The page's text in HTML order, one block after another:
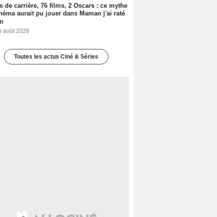
de carrière, 76 films, 2 Oscars : ce mythe
aurait pu jouer dans Maman j'ai raté
août 2026
Toutes les actus Ciné & Séries